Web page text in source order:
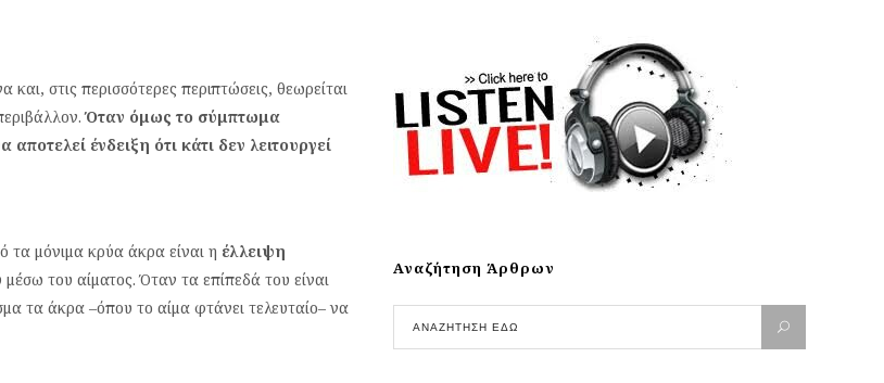
στις περισσότερες περιπτώσεις, θεωρείται
Όταν όμως το σύμπτωμα
ένδειξη ότι κάτι δεν λειτουργεί
τα μόνιμα κρύα άκρα είναι η έλλειψη
του αίματος. Όταν τα επίπεδά του είναι
τα άκρα –όπου το αίμα φτάνει τελευταίο– να
Αναζήτηση Άρθρων